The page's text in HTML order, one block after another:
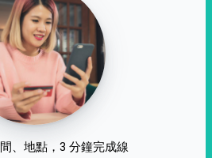
、地點，3 分鐘完成線